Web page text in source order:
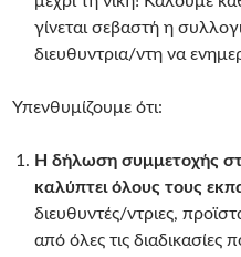
γίνεται σεβαστή η
διευθυντρια/ντη να
Υπενθυμίζουμε ότι:
Η δήλωση συμμετοχής
καλύπτει όλους τους
διευθυντές/ντριες,
από όλες τις